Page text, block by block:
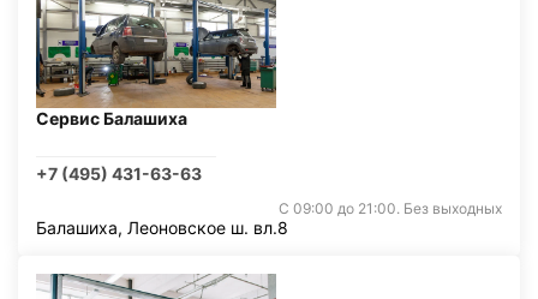
Сервис Балашиха
+7 (495) 431-63-63
С 09:00 до 21:00. Без выходных
Балашиха, Леоновское ш. вл.8